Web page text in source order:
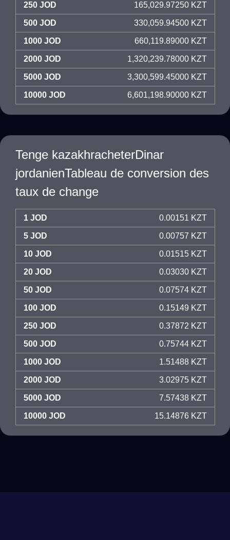
250 JOD 165,029.97250 KZT
500 JOD 330,059.94500 KZT
1000 JOD 660,119.89000 KZT
2000 JOD 1,320,239.78000 KZT
5000 JOD 3,300,599.45000 KZT
10000 JOD 6,601,198.90000 KZT
Tenge kazakhracheterDinar
jordanienTableau de conversion des
taux de change
1 JOD 0.00151 KZT
5 JOD 0.00757 KZT
10 JOD 0.01515 KZT
20 JOD 0.03030 KZT
50 JOD 0.07574 KZT
100 JOD 0.15149 KZT
250 JOD 0.37872 KZT
500 JOD 0.75744 KZT
1000 JOD 1.51488 KZT
2000 JOD 3.02975 KZT
5000 JOD 7.57438 KZT
10000 JOD 15.14876 KZT